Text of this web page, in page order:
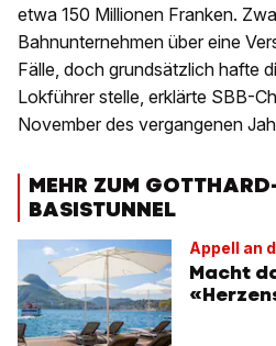
etwa 150 Millionen Franken.
Bahnunternehmen über eine
Fälle, doch grundsätzlich hafte
Lokführer stelle, erklärte SBB-
November des vergangenen
MEHR ZUM
BASISTUNNEL
Appell an
Macht